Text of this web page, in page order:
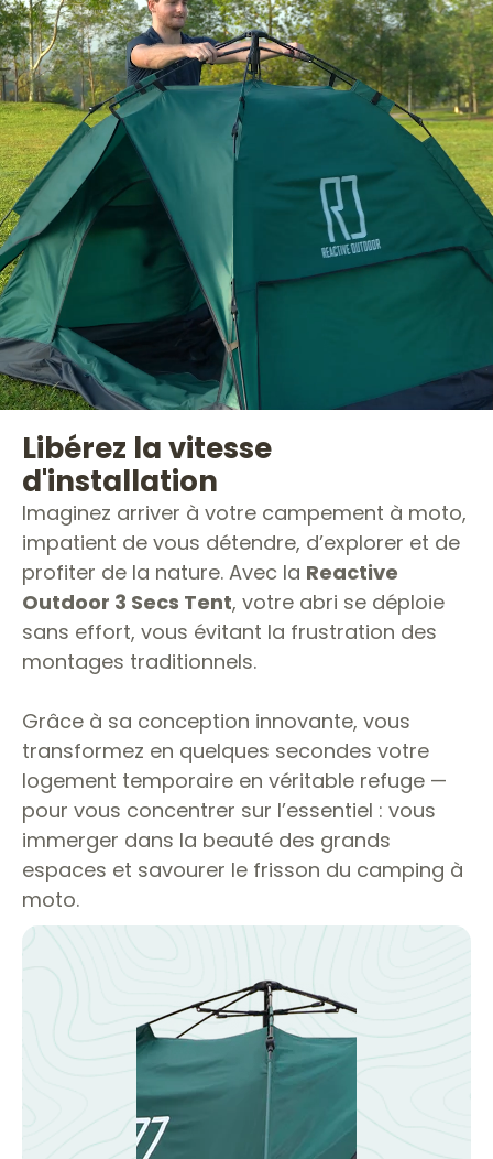
Libérez la vitesse
d'installation
Imaginez arriver à votre campement à moto,
impatient de vous détendre, d’explorer et de
profiter de la nature. Avec la Reactive
Outdoor 3 Secs Tent, votre abri se déploie
sans effort, vous évitant la frustration des
montages traditionnels.
Grâce à sa conception innovante, vous
transformez en quelques secondes votre
logement temporaire en véritable refuge —
pour vous concentrer sur l’essentiel : vous
immerger dans la beauté des grands
espaces et savourer le frisson du camping à
moto.